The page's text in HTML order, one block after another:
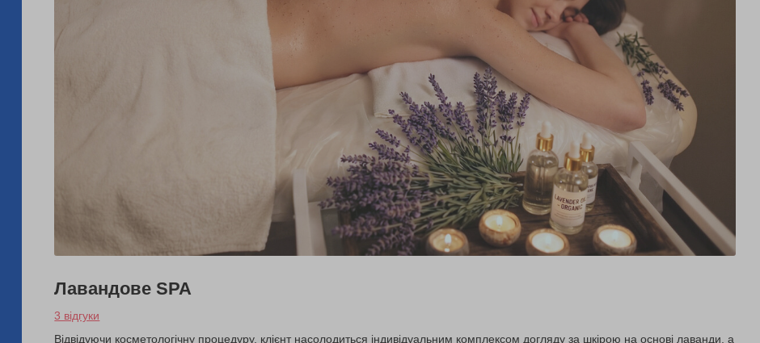
Лавандове SPA
3 відгуки
Відвідуючи косметологічну процедуру, клієнт насолодиться індивідуальним комплексом догляду за шкірою на основі лаванди, а